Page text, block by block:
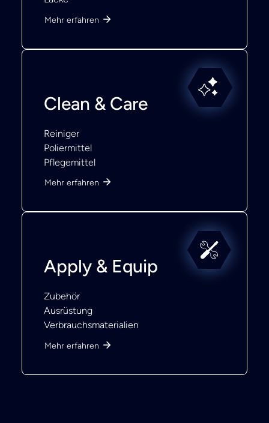
Mehr erfahren
Clean & Care
Reiniger
Poliermittel
Pflegemittel
Mehr erfahren
Apply & Equip
Zubehör
Ausrüstung
Verbrauchsmaterialien
Mehr erfahren